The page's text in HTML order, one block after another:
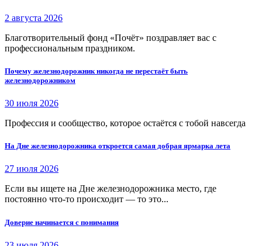
2 августа 2026
Благотворительный фонд «Почёт» поздравляет вас с
профессиональным праздником.
Почему железнодорожник никогда не перестаёт быть
железнодорожником
30 июля 2026
Профессия и сообщество, которое остаётся с тобой навсегда
На Дне железнодорожника откроется самая добрая ярмарка лета
27 июля 2026
Если вы ищете на Дне железнодорожника место, где
постоянно что-то происходит — то это...
Доверие начинается с понимания